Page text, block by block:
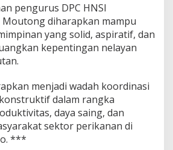
pengurus DPC HNSI
diharapkan mampu
yang solid, aspiratif, dan
kepentingan nelayan
menjadi wadah koordinasi
dalam rangka
daya saing, dan
sektor perikanan di
***